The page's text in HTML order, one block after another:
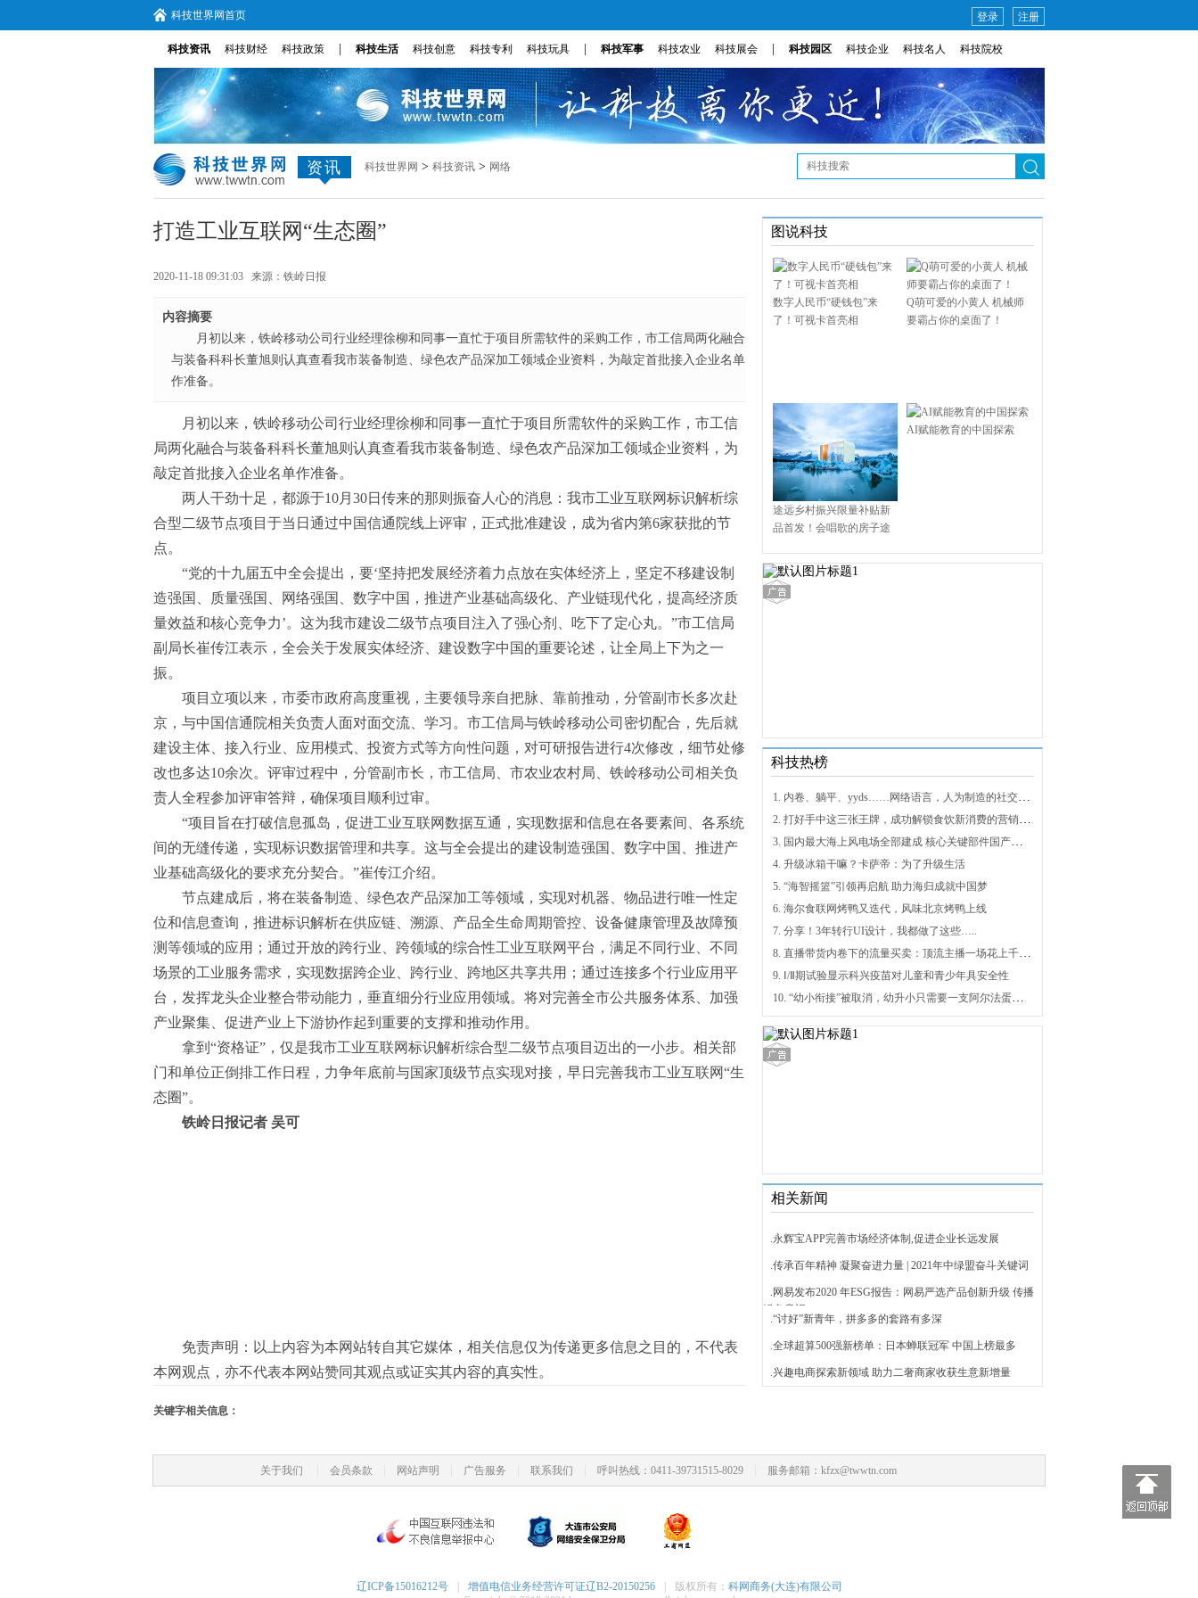
科技世界网首页 注册
登录
科技资讯 科技财经 科技政策 科技生活 科技创意 科技专利 科技玩具 科技军事 科技农业 科技展会 科技园区 科技企业 科技名人 科技院校
资讯 科技世界网 > 科技资讯 > 网络
打造工业互联网“生态圈”
2020-11-18 09:31:03 来源： 铁岭日报
内容摘要
月初以来，铁岭移动公司行业经理徐柳和同事一直忙于项目所需软件的采购工作，市工信局两化融合
与装备科科长董旭则认真查看我市装备制造、绿色农产品深加工领域企业资料，为敲定首批接入企业名单
作准备。
月初以来，铁岭移动公司行业经理徐柳和同事一直忙于项目所需软件的采购工作，市工信
局两化融合与装备科科长董旭则认真查看我市装备制造、绿色农产品深加工领域企业资料，为
敲定首批接入企业名单作准备。
两人干劲十足，都源于10月30日传来的那则振奋人心的消息：我市工业互联网标识解析综
合型二级节点项目于当日通过中国信通院线上评审，正式批准建设，成为省内第6家获批的节
点。
“党的十九届五中全会提出，要‘坚持把发展经济着力点放在实体经济上，坚定不移建设制
造强国、质量强国、网络强国、数字中国，推进产业基础高级化、产业链现代化，提高经济质
量效益和核心竞争力’。这为我市建设二级节点项目注入了强心剂、吃下了定心丸。”市工信局
副局长崔传江表示，全会关于发展实体经济、建设数字中国的重要论述，让全局上下为之一
振。
项目立项以来，市委市政府高度重视，主要领导亲自把脉、靠前推动，分管副市长多次赴
京，与中国信通院相关负责人面对面交流、学习。市工信局与铁岭移动公司密切配合，先后就
建设主体、接入行业、应用模式、投资方式等方向性问题，对可研报告进行4次修改，细节处修
改也多达10余次。评审过程中，分管副市长，市工信局、市农业农村局、铁岭移动公司相关负
责人全程参加评审答辩，确保项目顺利过审。
“项目旨在打破信息孤岛，促进工业互联网数据互通，实现数据和信息在各要素间、各系统
间的无缝传递，实现标识数据管理和共享。这与全会提出的建设制造强国、数字中国、推进产
业基础高级化的要求充分契合。”崔传江介绍。
节点建成后，将在装备制造、绿色农产品深加工等领域，实现对机器、物品进行唯一性定
位和信息查询，推进标识解析在供应链、溯源、产品全生命周期管控、设备健康管理及故障预
测等领域的应用；通过开放的跨行业、跨领域的综合性工业互联网平台，满足不同行业、不同
场景的工业服务需求，实现数据跨企业、跨行业、跨地区共享共用；通过连接多个行业应用平
台，发挥龙头企业整合带动能力，垂直细分行业应用领域。将对完善全市公共服务体系、加强
产业聚集、促进产业上下游协作起到重要的支撑和推动作用。
拿到“资格证”，仅是我市工业互联网标识解析综合型二级节点项目迈出的一小步。相关部
门和单位正倒排工作日程，力争年底前与国家顶级节点实现对接，早日完善我市工业互联网“生
态圈”。
铁岭日报记者 吴可
免责声明：以上内容为本网站转自其它媒体，相关信息仅为传递更多信息之目的，不代表
本网观点，亦不代表本网站赞同其观点或证实其内容的真实性。
关键字相关信息：
图说科技
数字人民币“硬钱包”来
了！可视卡首亮相
Q萌可爱的小黄人 机械师
要霸占你的桌面了！
途远乡村振兴限量补贴新
品首发！会唱歌的房子途
AI赋能教育的中国探索
科技热榜
1. 内卷、躺平、yyds……网络语言，人为制造的社交屏障？
2. 打好手中这三张王牌，成功解锁食饮新消费的营销密码
3. 国内最大海上风电场全部建成 核心关键部件国产化攻关未来可期
4. 升级冰箱干嘛？卡萨帝：为了升级生活
5. “海智摇篮”引领再启航 助力海归成就中国梦
6. 海尔食联网烤鸭又迭代，风味北京烤鸭上线
7. 分享！3年转行UI设计，我都做了这些…..
8. 直播带货内卷下的流量买卖：顶流主播一场花上千万元，红利消退焦虑暴增
9. Ⅰ/Ⅱ期试验显示科兴疫苗对儿童和青少年具安全性
10. “幼小衔接”被取消，幼升小只需要一支阿尔法蛋词典笔
相关新闻
.永辉宝APP完善市场经济体制,促进企业长远发展
.传承百年精神 凝聚奋进力量 | 2021年中绿盟奋斗关键词
.网易发布2020 年ESG报告：网易严选产品创新升级 传播
绿色意识
.“讨好”新青年，拼多多的套路有多深
.全球超算500强新榜单：日本蝉联冠军 中国上榜最多
.兴趣电商探索新领域 助力二奢商家收获生意新增量
关于我们 会员条款 网站声明 广告服务 联系我们 呼叫热线：0411-39731515-8029 服务邮箱：kfzx@twwtn.com
辽ICP备15016212号 增值电信业务经营许可证辽B2-20150256 版权所有： 科网商务(大连)有限公司